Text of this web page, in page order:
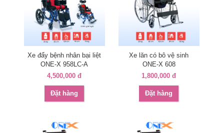
Xe đẩy bệnh nhân bại liệt
ONE-X 958LC-A
4,500,000 đ
Đặt hàng
Xe lăn có bô vệ sinh
ONE-X 608
1,800,000 đ
Đặt hàng